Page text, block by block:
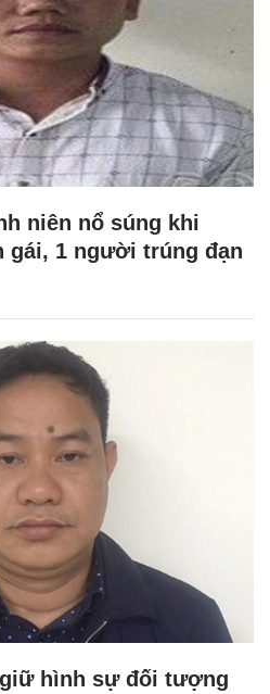
niên nổ súng khi
gái, 1 người trúng đạn
hình sự đối tượng